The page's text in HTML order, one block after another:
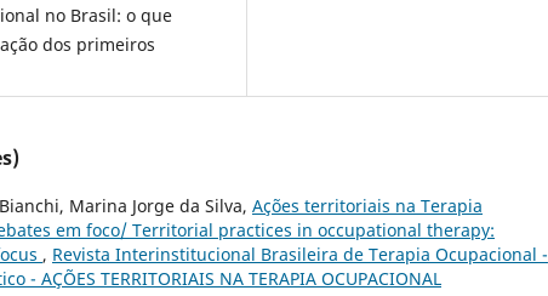
no Brasil: o que
dos primeiros
Marina Jorge da Silva, Ações territoriais na Terapia
em foco/ Territorial practices in occupational therapy:
, Revista Interinstitucional Brasileira de Terapia Ocupacional -
- AÇÕES TERRITORIAIS NA TERAPIA OCUPACIONAL